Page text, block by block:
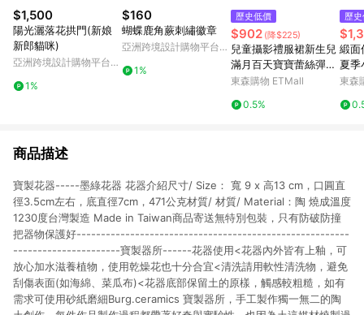
$1,500
陽光灑落花拱門(新娘
新郎貓咪)
亞洲跨境設計購物平台
1%
$160
蝴蝶鹿角蕨刺繡徽章
亞洲跨境設計購物平台
1%
歷史低價
$902 (降$225)
兒童攝影禮服裙新生兒
滿月百天寶寶蕾絲彈力
禮服套裝影樓攝影道具
東森購物 ETMall
0.5%
歷
緞面
夏季
裙女
東森
商品描述
寶製花器-----墨綠花器 花器介紹尺寸/ Size： 寬 9 x 高13 cm，口圓直
徑3.5cm左右，底直徑7cm，471公克材質/ 材質/ Material：陶 燒成溫度
1230度台灣製造 Made in Taiwan商品寄送無特別包裝，只有防破防撞
把器物保護好--------------------------------------------------------
----------------------寶製器所------花器使用<花器內外皆有上釉，可
放心加水滋養植物，使用乾燥花也十分合宜<清洗請用軟性清洗物，避免
刮傷表面(如海綿、菜瓜布)<花器底部保留土的原樣，觸感較粗糙，如有
需求可使用砂紙磨細Burg.ceramics 寶製器所，手工製作獨一無二的陶